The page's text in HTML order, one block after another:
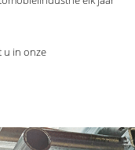
u in onze